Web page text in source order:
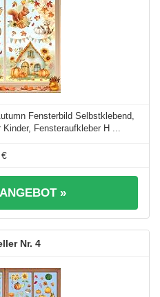
Fensterbild Selbstklebend,
Fensteraufkleber H ...
»
4